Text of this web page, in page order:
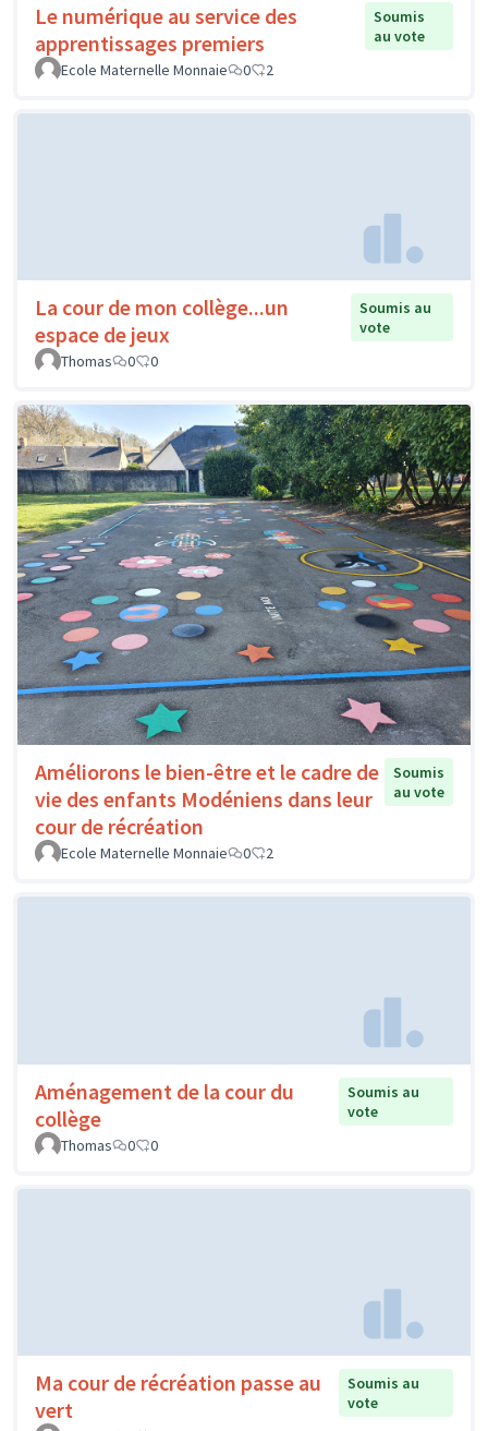
Le numérique au service des
apprentissages premiers
Soumis
au vote
Ecole Maternelle Monnaie
0 2
La cour de mon collège...un
espace de jeux
Soumis au
vote
Thomas
0 0
Améliorons le bien-être et le cadre de
vie des enfants Modéniens dans leur
cour de récréation
Soumis
au vote
Ecole Maternelle Monnaie 0 2
Aménagement de la cour du
collège
Soumis au
vote
Thomas
0 0
Ma cour de récréation passe au
vert
Soumis au
vote